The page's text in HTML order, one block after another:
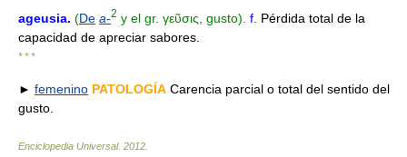
ageusia. (De a-2 y el gr. γεῦσις, gusto). f. Pérdida total de la
capacidad de apreciar sabores.
* * *
► femenino PATOLOGÍA Carencia parcial o total del sentido del
gusto.
Enciclopedia Universal. 2012